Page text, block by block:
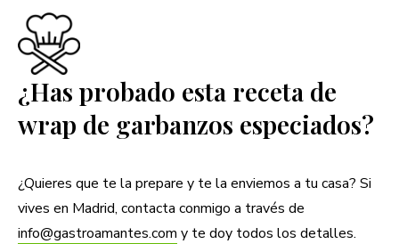
¿Has probado esta receta de
wrap de garbanzos especiados?
¿Quieres que te la prepare y te la enviemos a tu casa? Si
vives en Madrid, contacta conmigo a través de
info@gastroamantes.com y te doy todos los detalles.